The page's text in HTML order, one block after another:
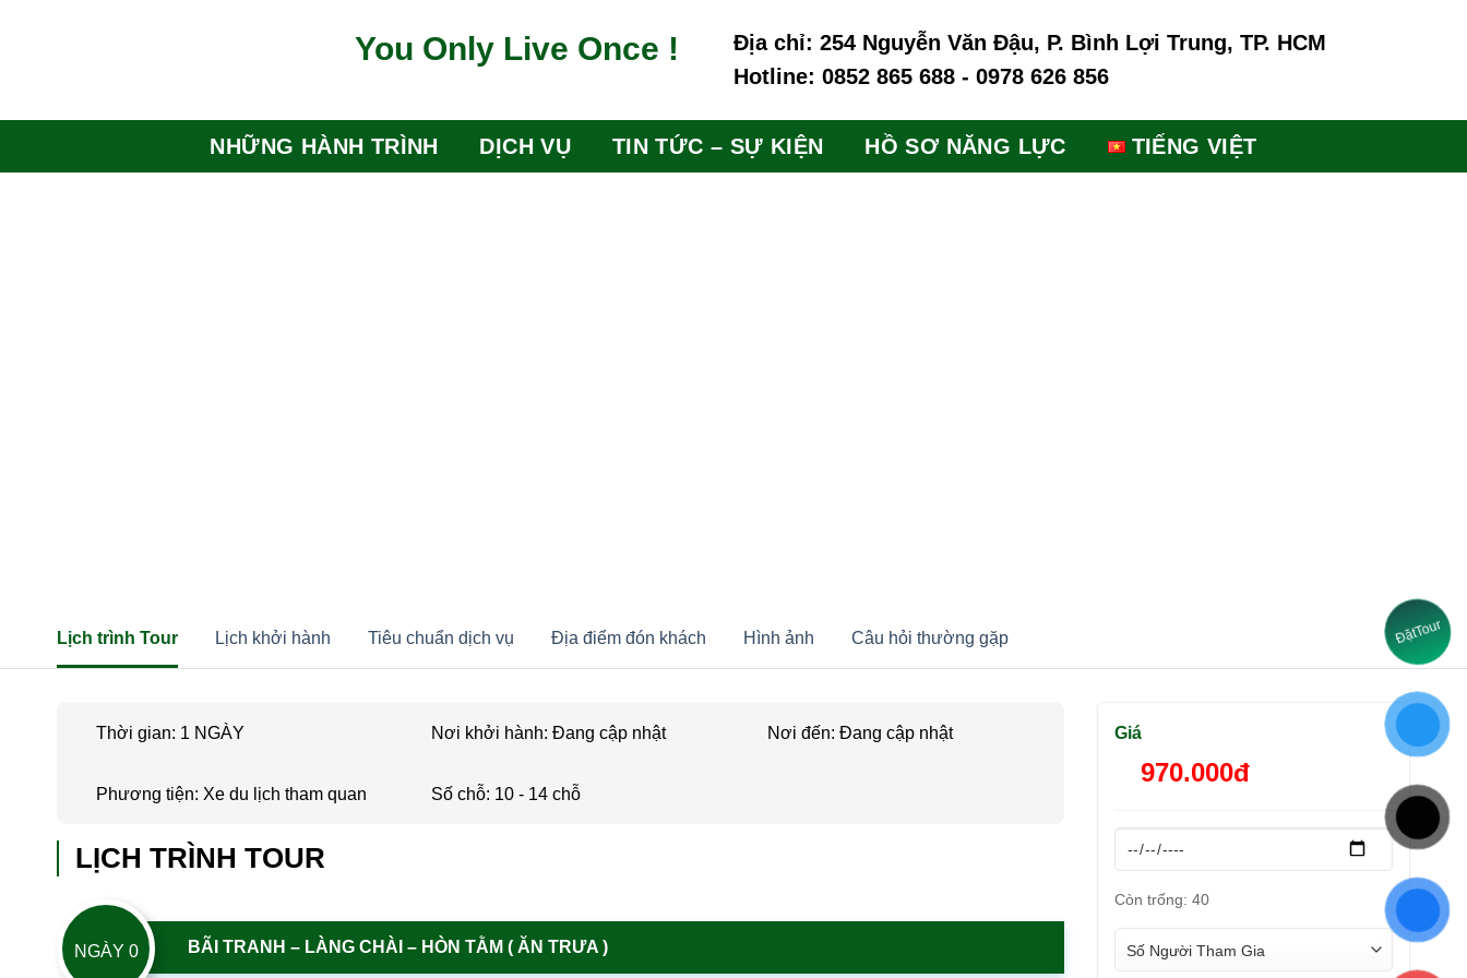
You Only Live Once !
Địa chỉ: 254 Nguyễn Văn Đậu, P. Bình Lợi Trung, TP. HCM
Hotline: 0852 865 688 - 0978 626 856
NHỮNG HÀNH TRÌNH DỊCH VỤ TIN TỨC – SỰ KIỆN HỒ SƠ NĂNG LỰC TIẾNG VIỆT
Lịch trình Tour Lịch khởi hành Tiêu chuẩn dịch vụ Địa điểm đón khách Hình ảnh Câu hỏi thường gặp
Thời gian: 1 NGÀY Nơi khởi hành: Đang cập nhật Nơi đến: Đang cập nhật
Phương tiện: Xe du lịch tham quan Số chỗ: 10 - 14 chỗ
LỊCH TRÌNH TOUR
NGÀY 0 BÃI TRANH – LÀNG CHÀI – HÒN TẰM ( ĂN TRƯA )
Giá
970.000đ
Còn trống: 40
ĐặtTour